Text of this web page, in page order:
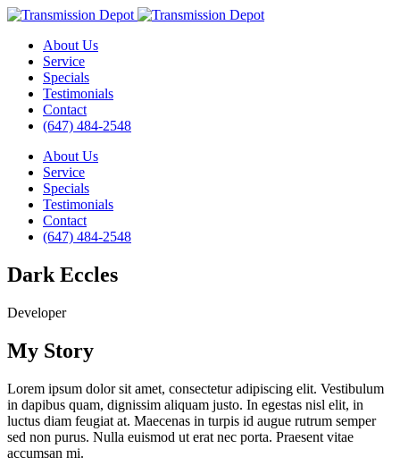
About Us
Service
Specials
Testimonials
Contact
(647) 484-2548
About Us
Service
Specials
Testimonials
Contact
(647) 484-2548
Dark Eccles
Developer
My Story
Lorem ipsum dolor sit amet, consectetur adipiscing elit. Vestibulum
in dapibus quam, dignissim aliquam justo. In egestas nisl elit, in
luctus diam feugiat at. Maecenas in turpis id augue rutrum semper
sed non purus. Nulla euismod ut erat nec porta. Praesent vitae
accumsan mi.